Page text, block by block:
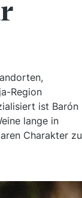
Region
ist Barón
lange in
Charakter zu